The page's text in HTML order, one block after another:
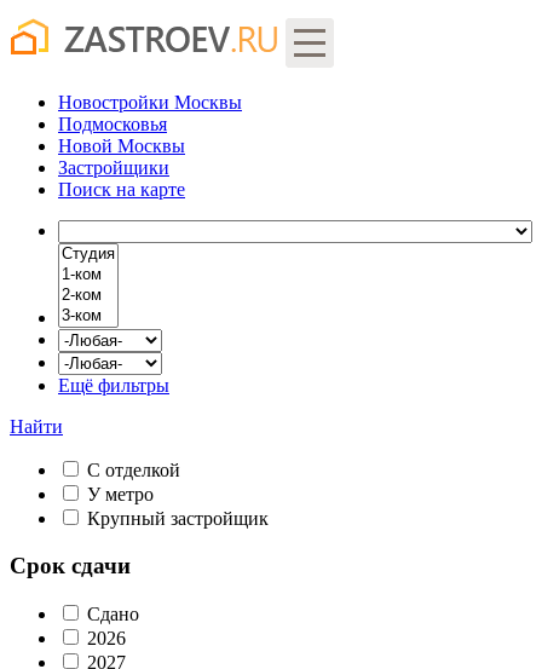
Новостройки Москвы
Подмосковья
Новой Москвы
Застройщики
Поиск на карте
Ещё фильтры
Найти
С отделкой
У метро
Крупный застройщик
Срок сдачи
Сдано
2026
2027